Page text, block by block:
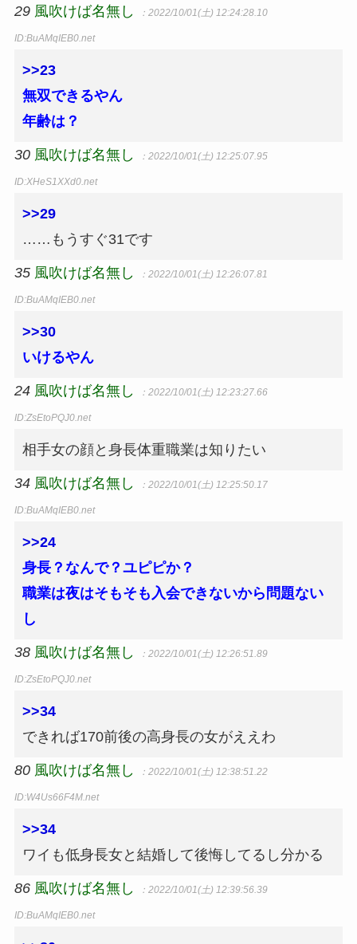
29 風吹けば名無し ：2022/10/01(土) 12:24:28.10
ID:BuAMqIEB0.net
>>23
無双できるやん
年齢は？
30 風吹けば名無し ：2022/10/01(土) 12:25:07.95
ID:XHeS1XXd0.net
>>29
……もうすぐ31です
35 風吹けば名無し ：2022/10/01(土) 12:26:07.81
ID:BuAMqIEB0.net
>>30
いけるやん
24 風吹けば名無し ：2022/10/01(土) 12:23:27.66
ID:ZsEtoPQJ0.net
相手女の顔と身長体重職業は知りたい
34 風吹けば名無し ：2022/10/01(土) 12:25:50.17
ID:BuAMqIEB0.net
>>24
身長？なんで？ユピピか？
職業は夜はそもそも入会できないから問題ない
し
38 風吹けば名無し ：2022/10/01(土) 12:26:51.89
ID:ZsEtoPQJ0.net
>>34
できれば170前後の高身長の女がええわ
80 風吹けば名無し ：2022/10/01(土) 12:38:51.22
ID:W4Us66F4M.net
>>34
ワイも低身長女と結婚して後悔してるし分かる
86 風吹けば名無し ：2022/10/01(土) 12:39:56.39
ID:BuAMqIEB0.net